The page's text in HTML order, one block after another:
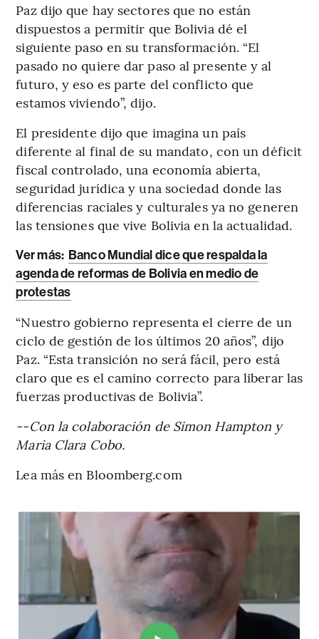
Paz dijo que hay sectores que no están
dispuestos a permitir que Bolivia dé el
siguiente paso en su transformación. “El
pasado no quiere dar paso al presente y al
futuro, y eso es parte del conflicto que
estamos viviendo”, dijo.
El presidente dijo que imagina un país
diferente al final de su mandato, con un déficit
fiscal controlado, una economía abierta,
seguridad jurídica y una sociedad donde las
diferencias raciales y culturales ya no generen
las tensiones que vive Bolivia en la actualidad.
Ver más: Banco Mundial dice que respalda la
agenda de reformas de Bolivia en medio de
protestas
“Nuestro gobierno representa el cierre de un
ciclo de gestión de los últimos 20 años”, dijo
Paz. “Esta transición no será fácil, pero está
claro que es el camino correcto para liberar las
fuerzas productivas de Bolivia”.
--Con la colaboración de Simon Hampton y
Maria Clara Cobo.
Lea más en Bloomberg.com